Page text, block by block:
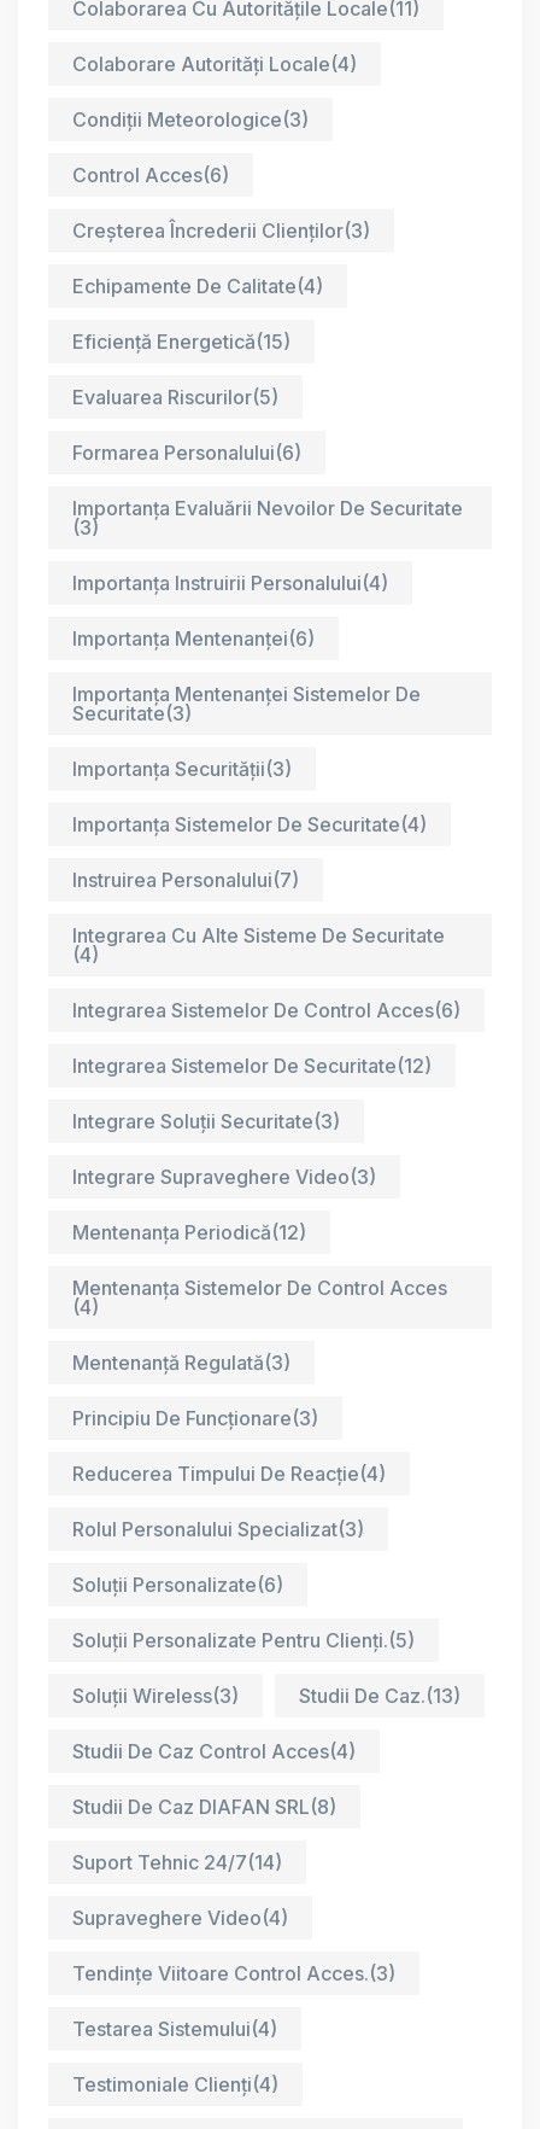
Colaborarea Cu Autoritățile Locale(11)
Colaborare Autorități Locale(4)
Condiții Meteorologice(3)
Control Acces(6)
Creșterea Încrederii Clienților(3)
Echipamente De Calitate(4)
Eficiență Energetică(15)
Evaluarea Riscurilor(5)
Formarea Personalului(6)
Importanța Evaluării Nevoilor De Securitate
(3)
Importanța Instruirii Personalului(4)
Importanța Mentenanței(6)
Importanța Mentenanței Sistemelor De
Securitate(3)
Importanța Securității(3)
Importanța Sistemelor De Securitate(4)
Instruirea Personalului(7)
Integrarea Cu Alte Sisteme De Securitate
(4)
Integrarea Sistemelor De Control Acces(6)
Integrarea Sistemelor De Securitate(12)
Integrare Soluții Securitate(3)
Integrare Supraveghere Video(3)
Mentenanța Periodică(12)
Mentenanța Sistemelor De Control Acces
(4)
Mentenanță Regulată(3)
Principiu De Funcționare(3)
Reducerea Timpului De Reacție(4)
Rolul Personalului Specializat(3)
Soluții Personalizate(6)
Soluții Personalizate Pentru Clienți.(5)
Soluții Wireless(3) Studii De Caz.(13)
Studii De Caz Control Acces(4)
Studii De Caz DIAFAN SRL(8)
Suport Tehnic 24/7(14)
Supraveghere Video(4)
Tendințe Viitoare Control Acces.(3)
Testarea Sistemului(4)
Testimoniale Clienți(4)